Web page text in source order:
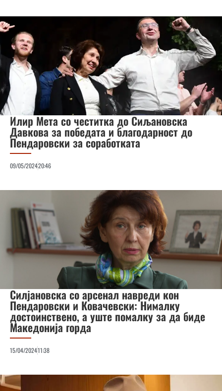
Илир Мета со честитка до Сиљановска
Давкова за победата и благодарност до
Пендаровски за соработката
09/05/202420:46
Силјановска со арсенал навреди кон
Пендаровски и Ковачевски: Нималку
достоинствено, а уште помалку за да биде
Македонија горда
15/04/202411:38